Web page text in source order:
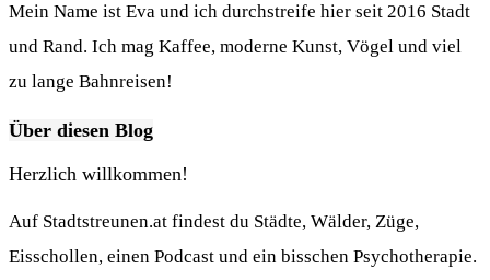
Mein Name ist Eva und ich durchstreife hier seit 2016 Stadt
und Rand. Ich mag Kaffee, moderne Kunst, Vögel und viel
zu lange Bahnreisen!
Über diesen Blog
Herzlich willkommen!
Auf Stadtstreunen.at findest du Städte, Wälder, Züge,
Eisschollen, einen Podcast und ein bisschen Psychotherapie.